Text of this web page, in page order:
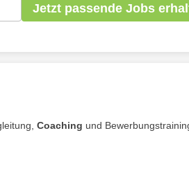
Jetzt passende Jobs
Coaching und